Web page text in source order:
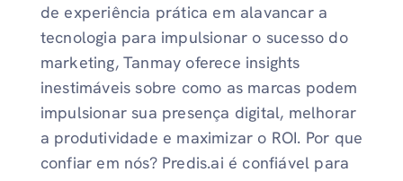
de experiência prática em alavancar a
tecnologia para impulsionar o sucesso do
marketing, Tanmay oferece insights
inestimáveis ​​sobre como as marcas podem
impulsionar sua presença digital, melhorar
a produtividade e maximizar o ROI. Por que
confiar em nós? Predis.ai é confiável para